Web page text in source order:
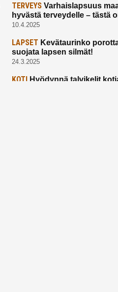
TERVEYSVarhaislapsuus
hyvästä terveydelle – tästä
10.4.2025
LAPSET Kevätaurinko
suojata lapsen silmät!
24.3.2025
KOTIHyödynnä talvikelit